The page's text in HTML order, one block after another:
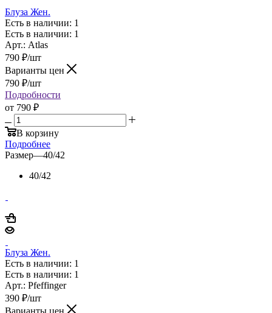
Блуза Жен.
Есть в наличии: 1
Есть в наличии: 1
Арт.: Atlas
790 ₽/шт
Варианты цен
790 ₽/шт
Подробности
от 790 ₽
В корзину
Подробнее
Размер—40/42
40/42
Блуза Жен.
Есть в наличии: 1
Есть в наличии: 1
Арт.: Pfeffinger
390 ₽/шт
Варианты цен